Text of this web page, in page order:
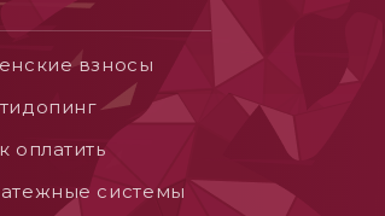
взносы
оплатить
системы